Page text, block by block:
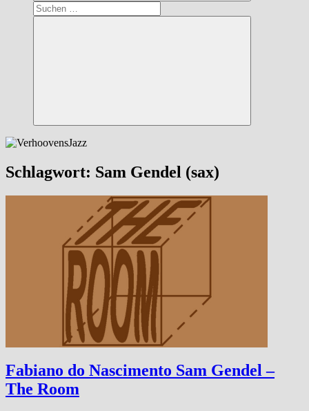
Suchen
nach:
Suchen
Schlagwort: Sam Gendel (sax)
Fabiano do Nascimento Sam Gendel –
The Room